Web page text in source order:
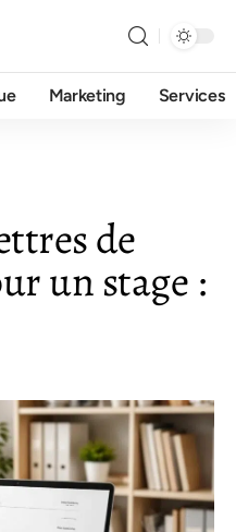
Marketing Services
de
un stage :